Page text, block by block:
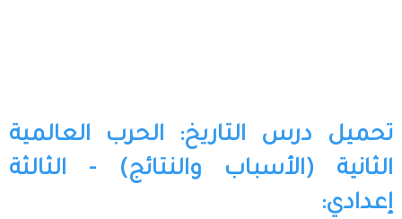
تحميل درس التاريخ: الحرب العالمية
الثانية (الأسباب والنتائج) - الثالثة
إعدادي: